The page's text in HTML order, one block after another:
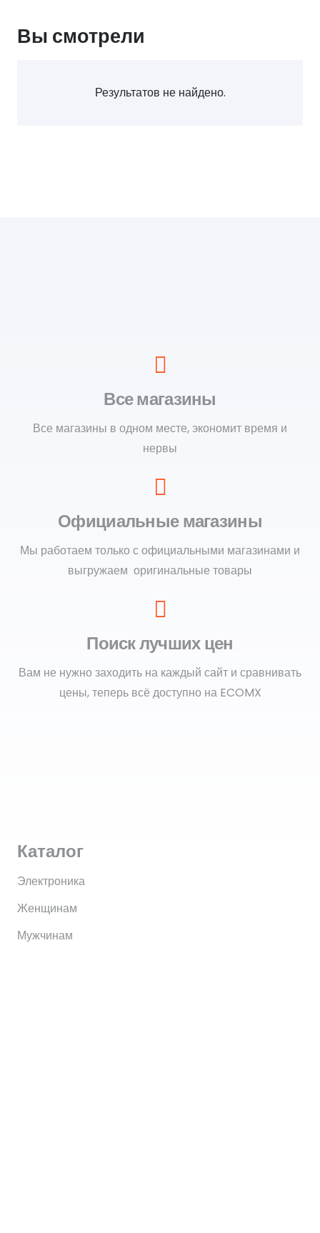
Вы смотрели
Результатов не найдено.
Все магазины
Все магазины в одном месте, экономит время и
нервы
Официальные магазины
Мы работаем только с официальными магазинами и
выгружаем оригинальные товары
Поиск лучших цен
Вам не нужно заходить на каждый сайт и сравнивать
цены, теперь всё доступно на ECOMX
Каталог
Электроника
Женщинам
Мужчинам